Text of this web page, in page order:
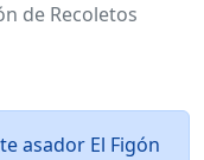
de Recoletos
asador El Figón